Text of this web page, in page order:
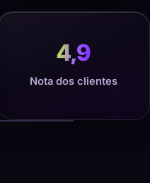
4,9
Nota dos clientes